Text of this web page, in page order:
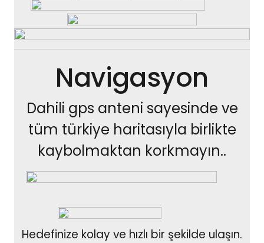
Navigasyon
Dahili gps anteni sayesinde ve
tüm türkiye haritasıyla birlikte
kaybolmaktan korkmayın..
Hedefinize kolay ve hızlı bir şekilde ulaşın.